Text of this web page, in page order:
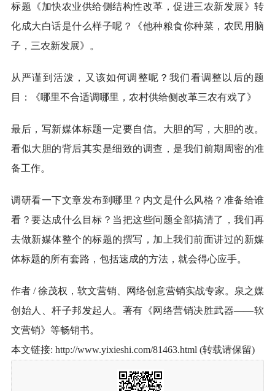
标题《加快农业供给侧结构性改革，促进三农新发展》转
化成大白话是什么样子呢？《他种粮食你种菜，农民用脑
子，三农新发展》。
从严谨到活泼，又该如何调整呢？我们看调整以后的题
目：《哪里不合适调哪里，农村供给侧改革三农有戏了》
最后，写新媒体标题一定要自信。大胆的写，大胆的改。
看似大胆的背后其实是细致的调查，是我们前期周密的准
备工作。
调研看一下文章发布到哪里？内文是什么风格？准备给谁
看？要达成什么目标？当把这些问题全部搞清了，我们再
去做新媒体整个的标题的撰写，加上我们前面讲过的新媒
体标题的所有套路，包括速成的方法，就会得心应手。
作者 / 徐茂权，软文营销、网络创意营销实战专家。泉之媒
创始人、杆子邦发起人。著有《网络营销决胜武器——软
文营销》等畅销书。
本文链接: http://www.yixieshi.com/81463.html (转载请保留)